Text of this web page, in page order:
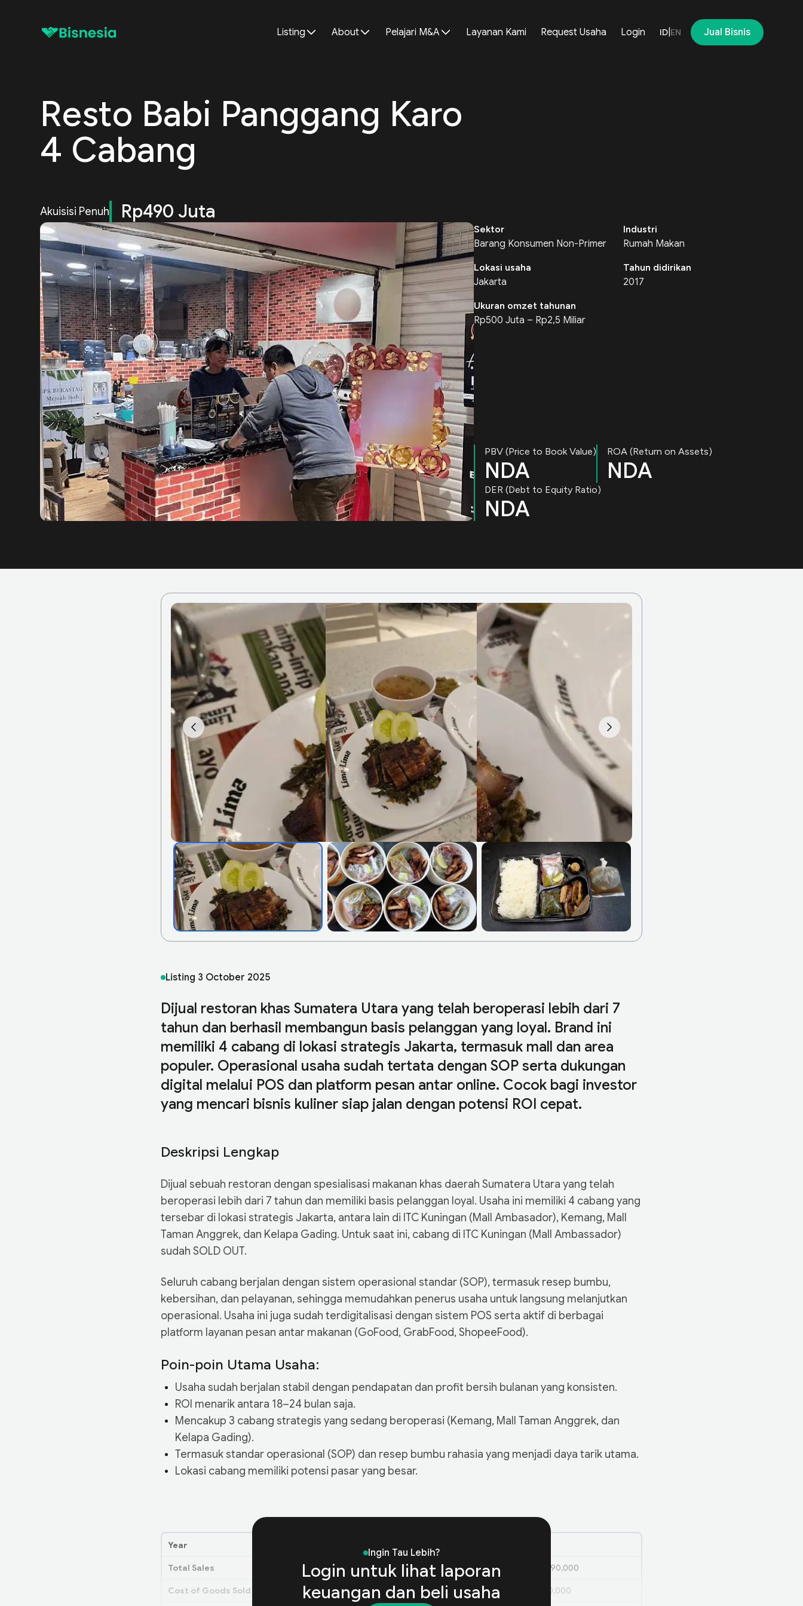
Listing About Pelajari M&A Layanan Kami Request Usaha Login ID EN Jual Bisnis
Resto Babi Panggang Karo
4 Cabang
Akuisisi Penuh Rp490 Juta
Sektor
Barang Konsumen Non-Primer
Industri
Rumah Makan
Lokasi usaha
Jakarta
Tahun didirikan
2017
Ukuran omzet tahunan
Rp500 Juta – Rp2,5 Miliar
PBV (Price to Book Value)
NDA
ROA (Return on Assets)
NDA
DER (Debt to Equity Ratio)
NDA
Listing 3 October 2025
Dijual restoran khas Sumatera Utara yang telah beroperasi lebih dari 7
tahun dan berhasil membangun basis pelanggan yang loyal. Brand ini
memiliki 4 cabang di lokasi strategis Jakarta, termasuk mall dan area
populer. Operasional usaha sudah tertata dengan SOP serta dukungan
digital melalui POS dan platform pesan antar online. Cocok bagi investor
yang mencari bisnis kuliner siap jalan dengan potensi ROI cepat.
Deskripsi Lengkap
Dijual sebuah restoran dengan spesialisasi makanan khas daerah Sumatera Utara yang telah
beroperasi lebih dari 7 tahun dan memiliki basis pelanggan loyal. Usaha ini memiliki 4 cabang yang
tersebar di lokasi strategis Jakarta, antara lain di ITC Kuningan (Mall Ambasador), Kemang, Mall
Taman Anggrek, dan Kelapa Gading. Untuk saat ini, cabang di ITC Kuningan (Mall Ambassador)
sudah SOLD OUT.
Seluruh cabang berjalan dengan sistem operasional standar (SOP), termasuk resep bumbu,
kebersihan, dan pelayanan, sehingga memudahkan penerus usaha untuk langsung melanjutkan
operasional. Usaha ini juga sudah terdigitalisasi dengan sistem POS serta aktif di berbagai
platform layanan pesan antar makanan (GoFood, GrabFood, ShopeeFood).
Poin-poin Utama Usaha:
Usaha sudah berjalan stabil dengan pendapatan dan profit bersih bulanan yang konsisten.
ROI menarik antara 18–24 bulan saja.
Mencakup 3 cabang strategis yang sedang beroperasi (Kemang, Mall Taman Anggrek, dan
Kelapa Gading).
Termasuk standar operasional (SOP) dan resep bumbu rahasia yang menjadi daya tarik utama.
Lokasi cabang memiliki potensi pasar yang besar.
Year
Total Sales 1,380,540,000 1,720,890,000
Cost of Goods Sold (COGS) 640,220,000 780,310,000
Ingin Tau Lebih?
Login untuk lihat laporan
keuangan dan beli usaha